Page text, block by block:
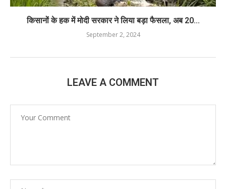
किसानों के हक में मोदी सरकार ने लिया बड़ा फैसला, अब 20...
September 2, 2024
LEAVE A COMMENT